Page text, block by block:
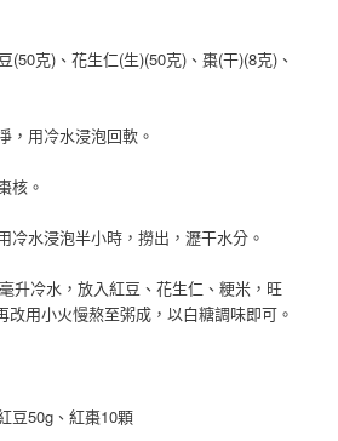
(50克)、花生仁(生)(50克)、棗(干)(8克)、
，用冷水浸泡回軟。
核。
冷水浸泡半小時，撈出，瀝干水分。
升冷水，放入紅豆、花生仁、粳米，旺
改用小火慢熬至粥成，以白糖調味即可。
豆50g、紅棗10顆